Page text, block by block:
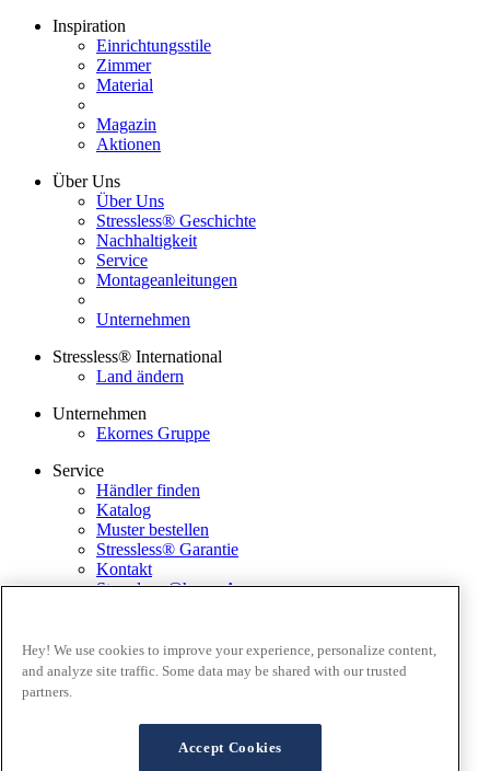
Inspiration
Einrichtungsstile
Zimmer
Material
Magazin
Aktionen
Über Uns
Über Uns
Stressless® Geschichte
Nachhaltigkeit
Service
Montageanleitungen
Unternehmen
Stressless® International
Land ändern
Unternehmen
Ekornes Gruppe
Service
Händler finden
Katalog
Muster bestellen
Stressless® Garantie
Kontakt
Stressless @home App
EkornesMediaPortal
Geschäftsbedingungen
Cookies
FAQ Lieferung and Rücksendungen
Hey! We use cookies to improve your experience, personalize content,
and analyze site traffic. Some data may be shared with our trusted
partners.
Accept Cookies